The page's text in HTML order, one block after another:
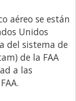
aéreo se están
Unidos
del sistema de
de la FAA
a las